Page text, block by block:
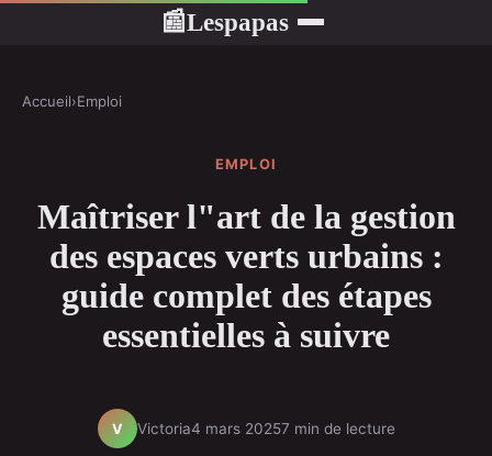
📰Lespapas
Accueil›Emploi
EMPLOI
Maîtriser l"art de la gestion
des espaces verts urbains :
guide complet des étapes
essentielles à suivre
V Victoria4 mars 20257 min de lecture